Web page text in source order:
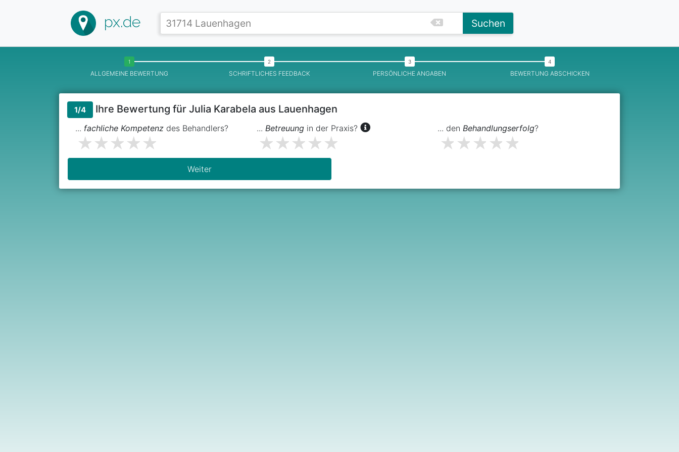
px.de Suchen
ALLGEMEINE BEWERTUNG SCHRIFTLICHES FEEDBACK PERSÖNLICHE ANGABEN BEWERTUNG ABSCHICKEN
1/4 Ihre Bewertung für Julia Karabela aus Lauenhagen
... fachliche Kompetenz des Behandlers? ... Betreuungin der Praxis? ... den Behandlungserfolg?
Weiter